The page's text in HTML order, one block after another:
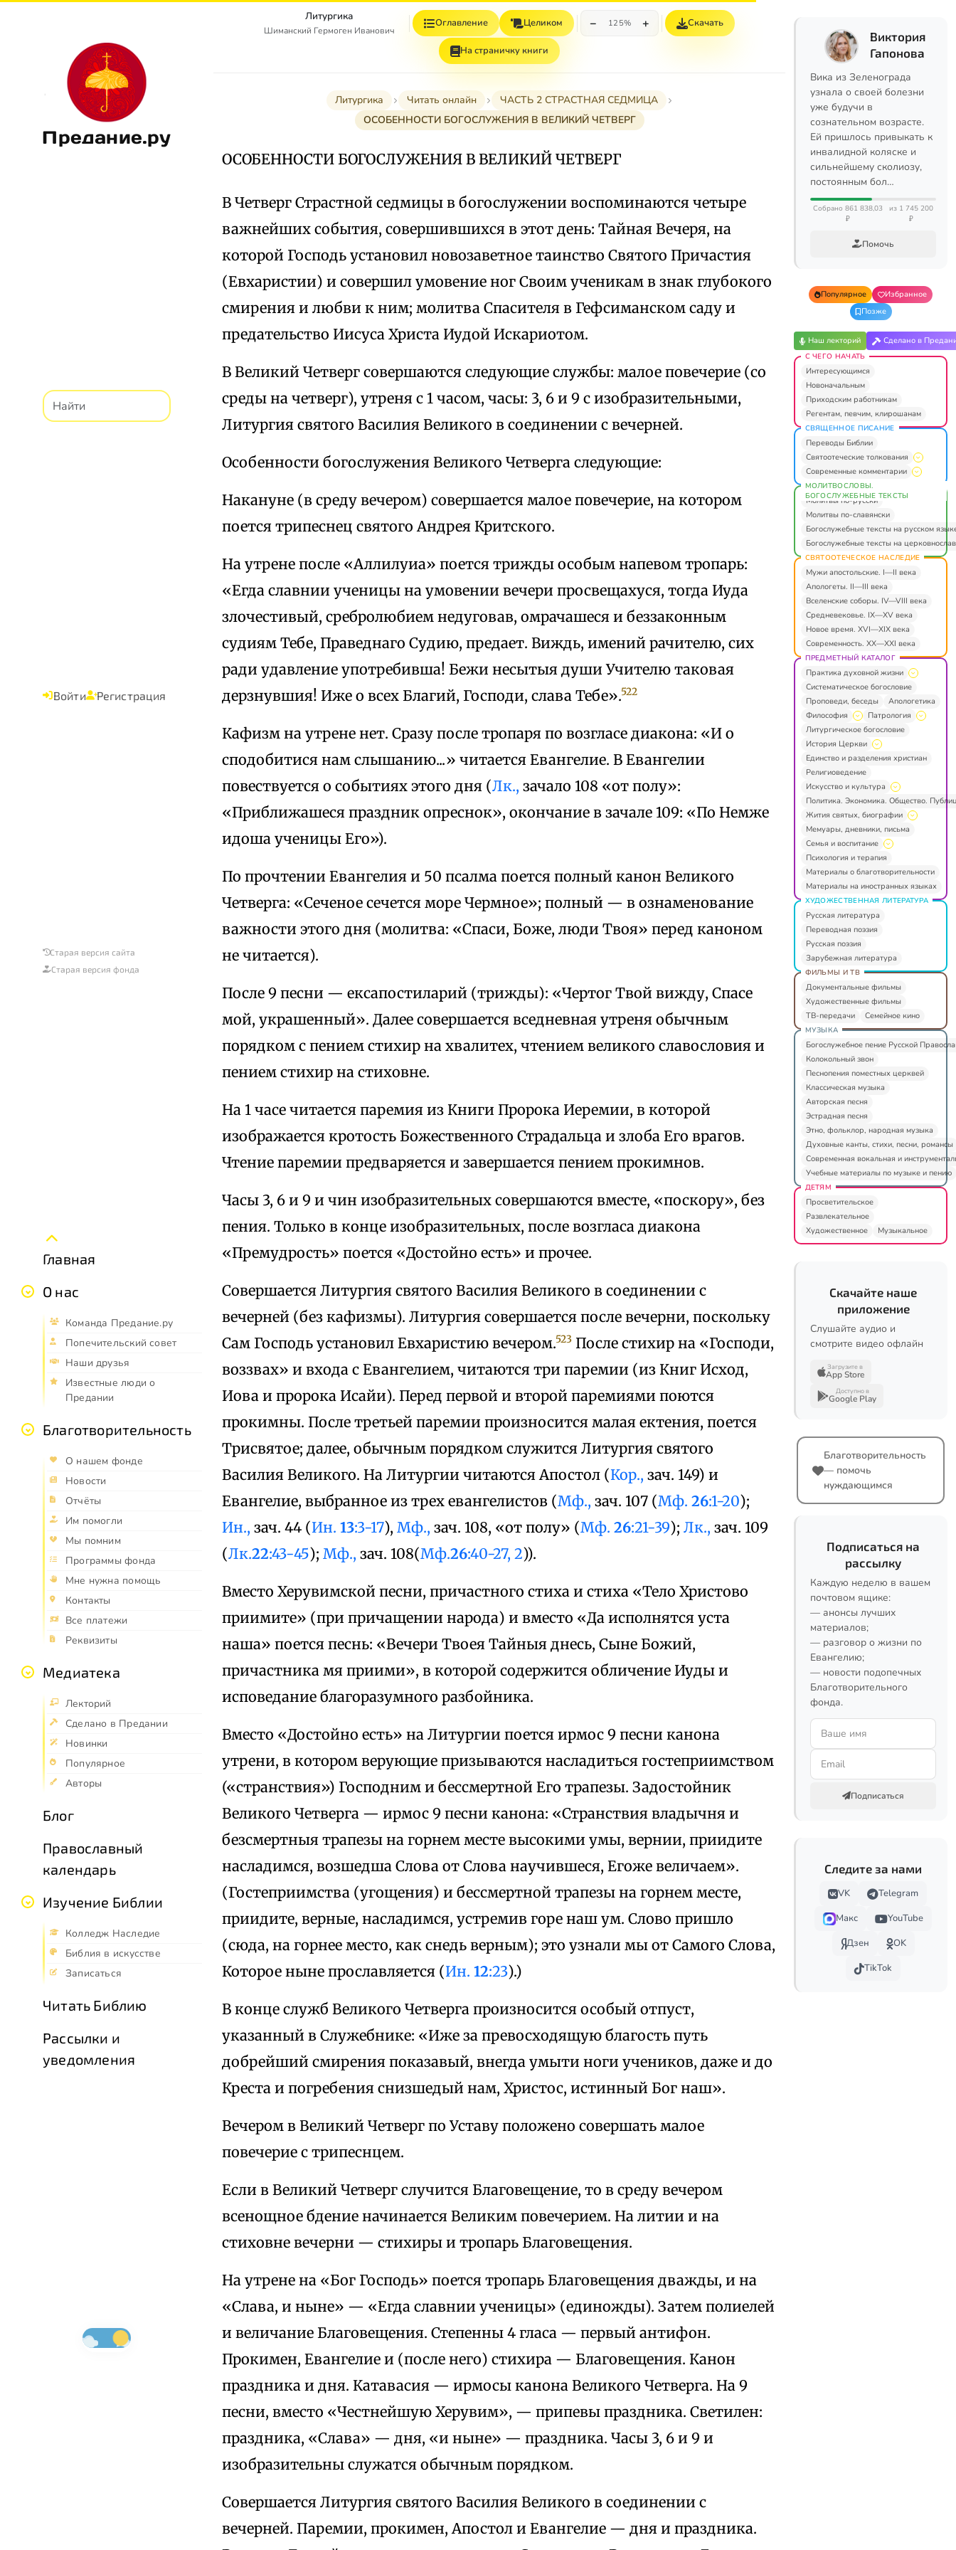
Предание.ру
Войти Регистрация
Старая версия сайта
Старая версия фонда
Главная
О нас
Команда Предание.ру
Попечительский совет
Наши друзья
Известные люди о
Предании
Благотворительность
О нашем фонде
Новости
Отчёты
Им помогли
Мы помним
Программы фонда
Мне нужна помощь
Контакты
Все платежи
Реквизиты
Медиатека
Лекторий
Сделано в Предании
Новинки
Популярное
Авторы
Блог
Православный
календарь
Изучение Библии
Колледж Наследие
Библия в искусстве
Записаться
Читать Библию
Рассылки и
уведомления
Литургика
Шиманский Гермоген Иванович
Оглавление Целиком − 125% + Скачать
На страничку книги
Литургика Читать онлайн
ЧАСТЬ 2 СТРАСТНАЯ СЕДМИЦА
ОСОБЕННОСТИ БОГОСЛУЖЕНИЯ В ВЕЛИКИЙ ЧЕТВЕРГ
ОСОБЕННОСТИ БОГОСЛУЖЕНИЯ В ВЕЛИКИЙ ЧЕТВЕРГ
В Четверг Страстной седмицы в богослужении воспоминаются четыре
важнейших события, совершившихся в этот день: Тайная Вечеря, на
которой Господь установил новозаветное таинство Святого Причастия
(Евхаристии) и совершил умовение ног Своим ученикам в знак глубокого
смирения и любви к ним; молитва Спасителя в Гефсиманском саду и
предательство Иисуса Христа Иудой Искариотом.
В Великий Четверг совершаются следующие службы: малое повечерие (со
среды на четверг), утреня с 1 часом, часы: 3, 6 и 9 с изобразительными,
Литургия святого Василия Великого в соединении с вечерней.
Особенности богослужения Великого Четверга следующие:
Накануне (в среду вечером) совершается малое повечерие, на котором
поется трипеснец святого Андрея Критского.
На утрене после «Аллилуиа» поется трижды особым напевом тропарь:
«Егда славнии ученицы на умовении вечери просвещахуся, тогда Иуда
злочестивый, сребролюбием недуговав, омрачашеся и беззаконным
судиям Тебе, Праведнаго Судию, предает. Виждь, имений рачителю, сих
ради удавление употребивша! Бежи несытыя души Учителю таковая
дерзнувшия! Иже о всех Благий, Господи, слава Тебе».522
Кафизм на утрене нет. Сразу после тропаря по возгласе диакона: «И о
сподобитися нам слышанию...» читается Евангелие. В Евангелии
повествуется о событиях этого дня (Лк., зачало 108 «от полу»:
«Приближашеся праздник опреснок», окончание в зачале 109: «По Немже
идоша ученицы Его»).
По прочтении Евангелия и 50 псалма поется полный канон Великого
Четверга: «Сеченое сечется море Чермное»; полный — в ознаменование
важности этого дня (молитва: «Спаси, Боже, люди Твоя» перед каноном
не читается).
После 9 песни — ексапостиларий (трижды): «Чертог Твой вижду, Спасе
мой, украшенный». Далее совершается вседневная утреня обычным
порядком с пением стихир на хвалитех, чтением великого славословия и
пением стихир на стиховне.
На 1 часе читается паремия из Книги Пророка Иеремии, в которой
изображается кротость Божественного Страдальца и злоба Его врагов.
Чтение паремии предваряется и завершается пением прокимнов.
Часы 3, 6 и 9 и чин изобразительных совершаются вместе, «поскору», без
пения. Только в конце изобразительных, после возгласа диакона
«Премудрость» поется «Достойно есть» и прочее.
Совершается Литургия святого Василия Великого в соединении с
вечерней (без кафизмы). Литургия совершается после вечерни, поскольку
Сам Господь установил Евхаристию вечером.523После стихир на «Господи,
воззвах» и входа с Евангелием, читаются три паремии (из Книг Исход,
Иова и пророка Исайи). Перед первой и второй паремиями поются
прокимны. После третьей паремии произносится малая ектения, поется
Трисвятое; далее, обычным порядком служится Литургия святого
Василия Великого. На Литургии читаются Апостол (Кор., зач. 149) и
Евангелие, выбранное из трех евангелистов (Мф., зач. 107 (Мф. 26:1-20);
Ин., зач. 44 (Ин. 13:3-17), Мф., зач. 108, «от полу» (Мф. 26:21-39); Лк., зач. 109
(Лк.22:43-45); Мф., зач. 108(Мф.26:40-27, 2)).
Вместо Херувимской песни, причастного стиха и стиха «Тело Христово
приимите» (при причащении народа) и вместо «Да исполнятся уста
наша» поется песнь: «Вечери Твоея Тайныя днесь, Сыне Божий,
причастника мя приими», в которой содержится обличение Иуды и
исповедание благоразумного разбойника.
Вместо «Достойно есть» на Литургии поется ирмос 9 песни канона
утрени, в котором верующие призываются насладиться гостеприимством
(«странствия») Господним и бессмертной Его трапезы. Задостойник
Великого Четверга — ирмос 9 песни канона: «Странствия владычня и
безсмертныя трапезы на горнем месте высокими умы, вернии, приидите
насладимся, возшедша Слова от Слова научившеся, Егоже величаем».
(Гостеприимства (угощения) и бессмертной трапезы на горнем месте,
приидите, верные, насладимся, устремив горе наш ум. Слово пришло
(сюда, на горнее место, как снедь верным); это узнали мы от Самого Слова,
Которое ныне прославляется (Ин. 12:23).)
В конце служб Великого Четверга произносится особый отпуст,
указанный в Служебнике: «Иже за превосходящую благость путь
добрейший смирения показавый, внегда умыти ноги учеников, даже и до
Креста и погребения снизшедый нам, Христос, истинный Бог наш».
Вечером в Великий Четверг по Уставу положено совершать малое
повечерие с трипеснцем.
Если в Великий Четверг случится Благовещение, то в среду вечером
всенощное бдение начинается Великим повечерием. На литии и на
стиховне вечерни — стихиры и тропарь Благовещения.
На утрене на «Бог Господь» поется тропарь Благовещения дважды, и на
«Слава, и ныне» — «Егда славнии ученицы» (единожды). Затем полиелей
и величание Благовещения. Степенны 4 гласа — первый антифон.
Прокимен, Евангелие и (после него) стихира — Благовещения. Канон
праздника и дня. Катавасия — ирмосы канона Великого Четверга. На 9
песни, вместо «Честнейшую Херувим», — припевы праздника. Светилен:
праздника, «Слава» — дня, «и ныне» — праздника. Часы 3, 6 и 9 и
изобразительны служатся обычным порядком.
Совершается Литургия святого Василия Великого в соединении с
вечерней. Паремии, прокимен, Апостол и Евангелие — дня и праздника.
Виктория
Гапонова
Вика из Зеленограда
узнала о своей болезни
уже будучи в
сознательном возрасте.
Ей пришлось привыкать к
инвалидной коляске и
сильнейшему сколиозу,
постоянным бол…
Собрано 861 838,03
₽
из 1 745 200
₽
Помочь
Популярное
Избранное
Позже
Наш лекторий Сделано в
С ЧЕГО НАЧАТЬ
Интересующимся
Новоначальным
Приходским работникам
Регентам, певчим, клирошанам
СВЯЩЕННОЕ ПИСАНИЕ
Переводы Библии
Святоотеческие толкования
Современные комментарии
МОЛИТВОСЛОВЫ.
БОГОСЛУЖЕБНЫЕ ТЕКСТЫ
Молитвы по-русски
Молитвы по-славянски
Богослужебные тексты на русском
Богослужебные тексты на
СВЯТООТЕЧЕСКОЕ НАСЛЕДИЕ
Мужи апостольские. I—II века
Апологеты. II—III века
Вселенские соборы. IV—VIII века
Средневековье. IX—XV века
Новое время. XVI—XIX века
Современность. XX—XXI века
ПРЕДМЕТНЫЙ КАТАЛОГ
Практика духовной жизни
Систематическое богословие
Проповеди, беседы
Апологетика
Философия
Патрология
Литургическое богословие
История Церкви
Единство и разделения христиан
Религиоведение
Искусство и культура
Политика. Экономика. Общество.
Жития святых, биографии
Мемуары, дневники, письма
Семья и воспитание
Психология и терапия
Материалы о благотворительности
Материалы на иностранных языках
ХУДОЖЕСТВЕННАЯ ЛИТЕРАТУРА
Русская литература
Переводная поэзия
Русская поэзия
Зарубежная литература
ФИЛЬМЫ И ТВ
Документальные фильмы
Художественные фильмы
ТВ-передачи
Семейное кино
МУЗЫКА
Богослужебное пение Русской
Колокольный звон
Песнопения поместных церквей
Классическая музыка
Авторская песня
Эстрадная песня
Этно, фольклор, народная музыка
Духовные канты, стихи, песни, романсы
Современная вокальная и
Учебные материалы по музыке и пению
ДЕТЯМ
Просветительское
Развлекательное
Художественное
Музыкальное
Скачайте наше
приложение
Слушайте аудио и
смотрите видео офлайн
Загрузите в
App Store
Доступно в
Google Play
Благотворительность
— помочь
нуждающимся
Подписаться на
рассылку
Каждую неделю в вашем
почтовом ящике:
— анонсы лучших
материалов;
— разговор о жизни по
Евангелию;
— новости подопечных
Благотворительного
фонда.
Подписаться
Следите за нами
VK
Telegram
Макс
YouTube
Дзен
OK
TikTok